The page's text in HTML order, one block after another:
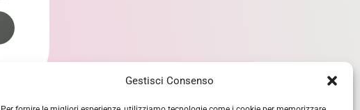
Gestisci Consenso